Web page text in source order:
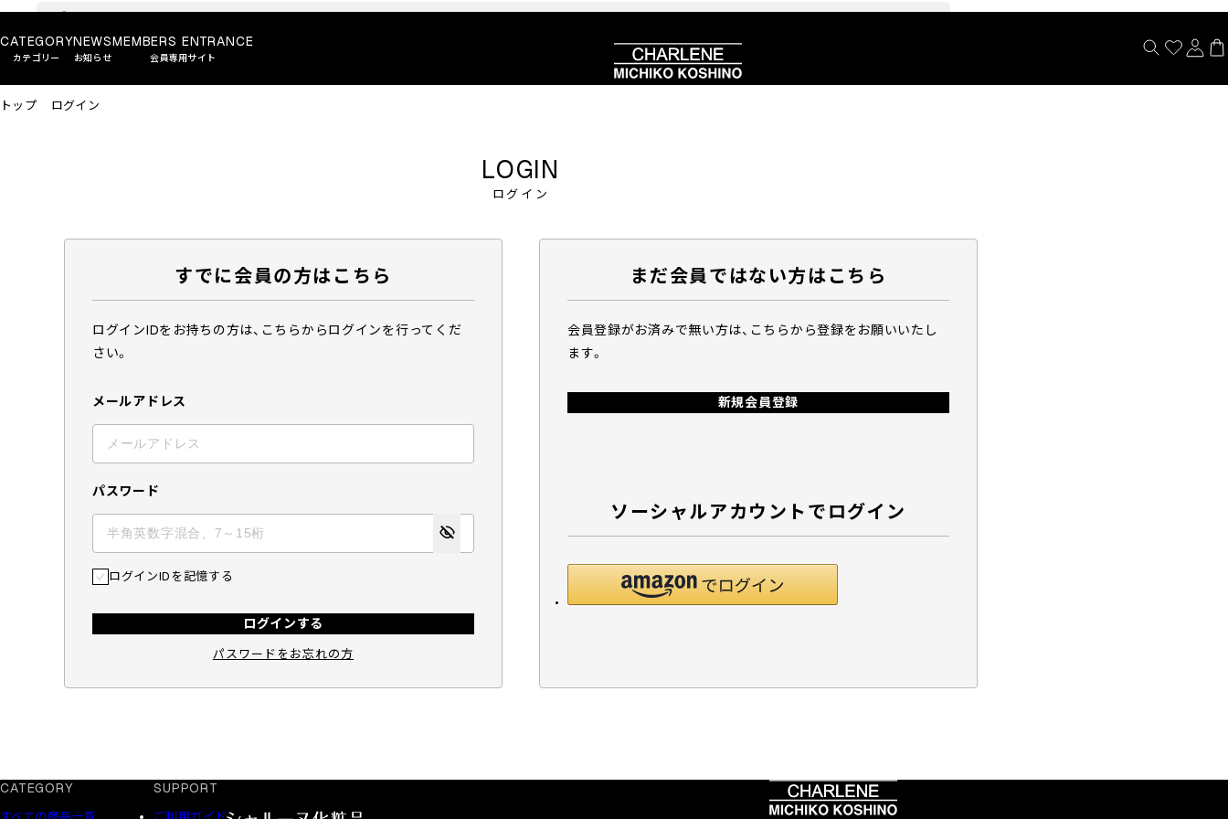
CATEGORY
カテゴリー
NEWS
お知らせ
MEMBERS ENTRANCE
会員専用サイト
トップ ログイン
ログイン
LOGIN
すでに会員の方はこちら
ログインIDをお持ちの方は、こちらからログインを行ってくだ
さい。
メールアドレス
パスワード
ログインIDを記憶する
ログインする
パスワードをお忘れの方
まだ会員ではない方はこちら
会員登録がお済みで無い方は、こちらから登録をお願いいたし
ます。
新規会員登録
ソーシャルアカウントでログイン
CATEGORY SUPPORT